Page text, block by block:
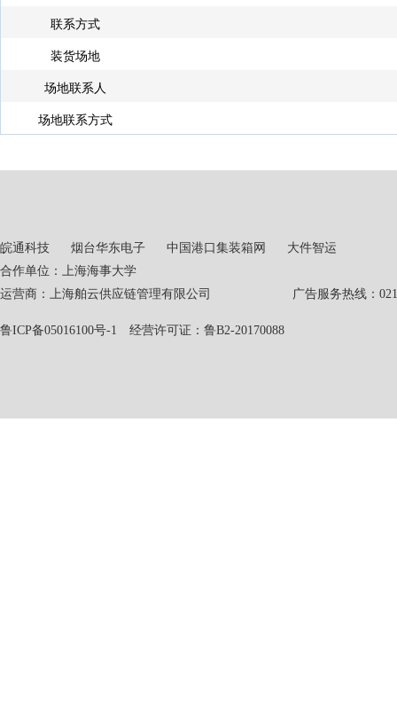
联系方式
装货场地
场地联系人
场地联系方式
皖通科技 烟台华东电子 中国港口集装箱网
大件智运
合作单位：上海海事大学
运营商：上海舶云供应链管理有限公司 广告服务热线：021-
鲁ICP备05016100号-1 经营许可证：鲁B2-20170088